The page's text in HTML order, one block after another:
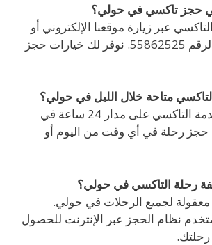
عبر زيارة موقعنا الإلكتروني أو
الاتصال بنا على الرقم 55862525. نوفر لك خيارات حجز
ج2: نعم، نقدم خدمة التاكسي على مدار 24 ساعة في
حجز رحلة في أي وقت من اليوم أو
معقولة لجميع الرحلات في حولي.
نظام الحجز عبر الإنترنت للحصول